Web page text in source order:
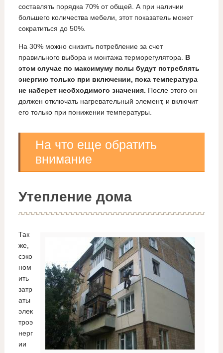
составлять порядка 70% от общей. А при наличии
большего количества мебели, этот показатель может
сократиться до 50%.
На 30% можно снизить потребление за счет
правильного выбора и монтажа терморегулятора. В
этом случае по максимуму полы будут потреблять
энергию только при включении, пока температура
не наберет необходимого значения. После этого он
должен отключать нагревательный элемент, и включит
его только при понижении температуры.
На что еще обратить
внимание
Утепление дома
Так
же,
сэко
ном
ить
затр
аты
элек
троэ
нерг
ии